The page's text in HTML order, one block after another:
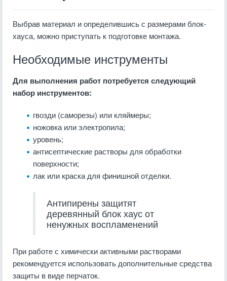
Выбрав материал и определившись с размерами блок-
хауса, можно приступать к подготовке монтажа.
Необходимые инструменты
Для выполнения работ потребуется следующий
набор инструментов:
гвозди (саморезы) или кляймеры;
ножовка или электропила;
уровень;
антисептические растворы для обработки
поверхности;
лак или краска для финишной отделки.
Антипирены защитят
деревянный блок хаус от
ненужных воспламенений
При работе с химически активными растворами
рекомендуется использовать дополнительные средства
защиты в виде перчаток.